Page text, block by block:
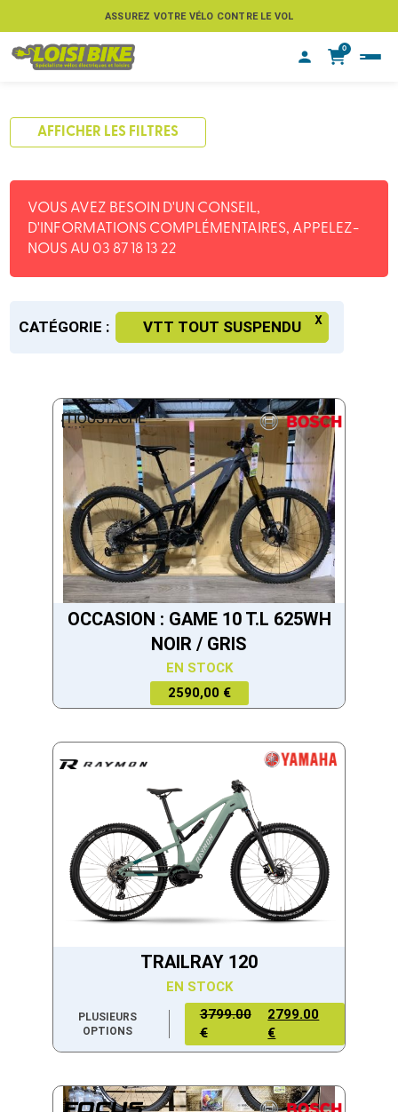
ASSUREZ VOTRE VÉLO CONTRE LE VOL
ESTIMEZ LA REPRISE DE VOTRE VAE
0
AFFICHER LES FILTRES
VOUS AVEZ BESOIN D'UN CONSEIL,
D'INFORMATIONS COMPLÉMENTAIRES, APPELEZ-
NOUS AU 03 87 18 13 22
CATÉGORIE : VTT TOUT SUSPENDU
OCCASION : GAME 10 T.L 625WH
NOIR / GRIS
EN STOCK
2590,00 €
TRAILRAY 120
EN STOCK
PLUSIEURS
OPTIONS
3799.00
€
2799.00
€